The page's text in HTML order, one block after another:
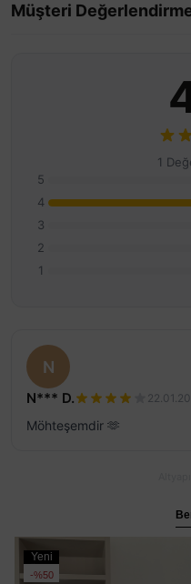
Müşteri
1
5
4
3
2
1
N
N*** D.
Möhteşemdir 🫶
Yeni
Ürün
%50